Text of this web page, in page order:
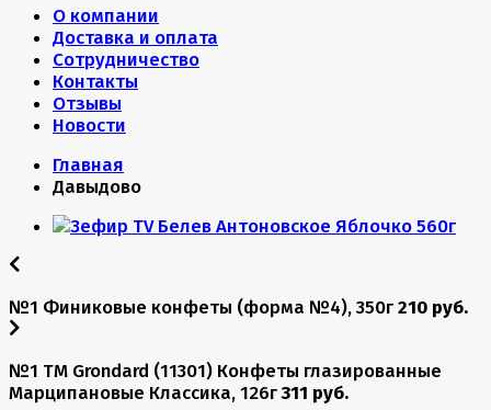
О компании
Доставка и оплата
Сотрудничество
Контакты
Отзывы
Новости
Главная
Давыдово
№1 Финиковые конфеты (форма №4), 350г 210 руб.
№1 TM Grondard (11301) Конфеты глазированные
Марципановые Классика, 126г311 руб.